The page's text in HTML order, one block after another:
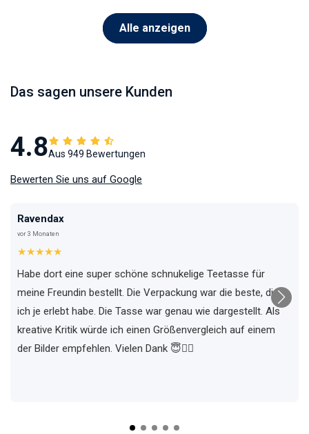
Alle anzeigen
Das sagen unsere Kunden
4.8Aus 949 Bewertungen
Bewerten Sie uns auf Google
Ravendax
vor 3 Monaten
★★★★★
Habe dort eine super schöne schnukelige Teetasse für
meine Freundin bestellt. Die Verpackung war die beste, die
ich je erlebt habe. Die Tasse war genau wie dargestellt. Als
kreative Kritik würde ich einen Größenvergleich auf einem
der Bilder empfehlen. Vielen Dank 😇✌🏼